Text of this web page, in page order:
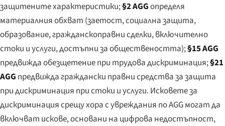
защитените характеристики;§2 AGGопределя
материалния обхват (заетост, социална защита,
образование, гражданскоправни сделки, включително
стоки и услуги, достъпни за обществеността);§15 AGG
предвижда обезщетение при трудова дискриминация;§21
AGG предвижда граждански правни средства за защита
при дискриминация при стоки и услуги. Исковете за
дискриминация срещу хора с увреждания по AGG могат да
включват искове, основани на цифрова недостъпност,